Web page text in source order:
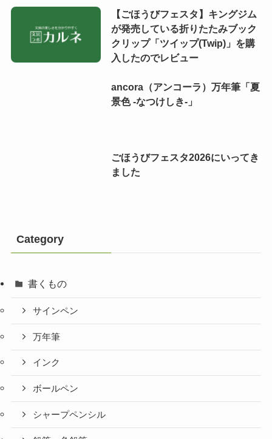
【ごほうびフェスタ】キングジム
が発売している折りたたみブック
クリップ「ツイップ(Twip)」を購
入したのでレビュー
ancora（アンコーラ）万年筆「夏
景色 -なつけしき-」
ごほうびフェスタ2026にいってき
ました
Category
書くもの
サインペン
万年筆
インク
ボールペン
シャープペンシル